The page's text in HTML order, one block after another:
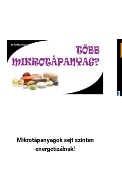
Mikrotápanyagok sejt szinten
energetizálnak!